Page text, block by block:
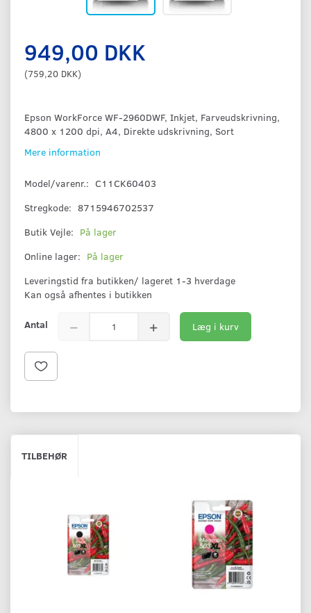
949,00 DKK
(759,20 DKK)
Epson WorkForce WF-2960DWF, Inkjet, Farveudskrivning,
4800 x 1200 dpi, A4, Direkte udskrivning, Sort
Mere information
Model/varenr.: C11CK60403
Stregkode: 8715946702537
Butik Vejle: På lager
Online lager: På lager
Leveringstid fra butikken/ lageret 1-3 hverdage
Kan også afhentes i butikken
Antal Læg i kurv
TILBEHØR